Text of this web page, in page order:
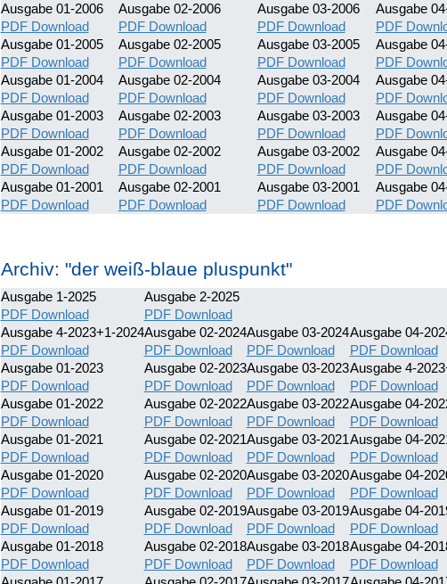
Ausgabe 01-2006
PDF Download
Ausgabe 02-2006
PDF Download
Ausgabe 03-2006
PDF Download
Ausgabe
PDF
Ausgabe 01-2005
PDF Download
Ausgabe 02-2005
PDF Download
Ausgabe 03-2005
PDF Download
Ausgabe
PDF
Ausgabe 01-2004
PDF Download
Ausgabe 02-2004
PDF Download
Ausgabe 03-2004
PDF Download
Ausgabe
PDF
Ausgabe 01-2003
PDF Download
Ausgabe 02-2003
PDF Download
Ausgabe 03-2003
PDF Download
Ausgabe
PDF
Ausgabe 01-2002
PDF Download
Ausgabe 02-2002
PDF Download
Ausgabe 03-2002
PDF Download
Ausgabe
PDF
Ausgabe 01-2001
PDF Download
Ausgabe 02-2001
PDF Download
Ausgabe 03-2001
PDF Download
Ausgabe
PDF
Archiv: "der weiß-blaue pluspunkt"
Ausgabe 1-2025
PDF Download
Ausgabe 2-2025
PDF Download
Ausgabe 4-2023+1-2024
PDF Download
Ausgabe 02-2024
PDF Download
Ausgabe 03-2024
PDF Download
Ausgabe 04-
PDF Download
Ausgabe 01-2023
PDF Download
Ausgabe 02-2023
PDF Download
Ausgabe 03-2023
PDF Download
Ausgabe 4-
PDF Download
Ausgabe 01-2022
PDF Download
Ausgabe 02-2022
PDF Download
Ausgabe 03-2022
PDF Download
Ausgabe 04-
PDF Download
Ausgabe 01-2021
PDF Download
Ausgabe 02-2021
PDF Download
Ausgabe 03-2021
PDF Download
Ausgabe 04-
PDF Download
Ausgabe 01-2020
PDF Download
Ausgabe 02-2020
PDF Download
Ausgabe 03-2020
PDF Download
Ausgabe 04-
PDF Download
Ausgabe 01-2019
PDF Download
Ausgabe 02-2019
PDF Download
Ausgabe 03-2019
PDF Download
Ausgabe 04-
PDF Download
Ausgabe 01-2018
PDF Download
Ausgabe 02-2018
PDF Download
Ausgabe 03-2018
PDF Download
Ausgabe 04-
PDF Download